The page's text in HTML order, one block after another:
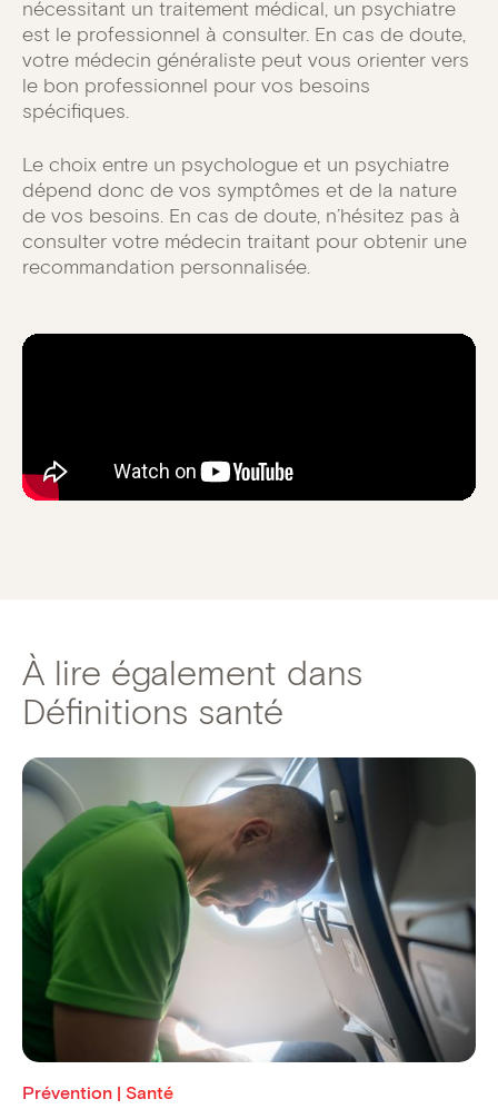
nécessitant un traitement médical, un psychiatre
est le professionnel à consulter. En cas de doute,
votre médecin généraliste peut vous orienter vers
le bon professionnel pour vos besoins
spécifiques.
Le choix entre un psychologue et un psychiatre
dépend donc de vos symptômes et de la nature
de vos besoins. En cas de doute, n’hésitez pas à
consulter votre médecin traitant pour obtenir une
recommandation personnalisée.
À lire également dans
Définitions santé
Prévention | Santé